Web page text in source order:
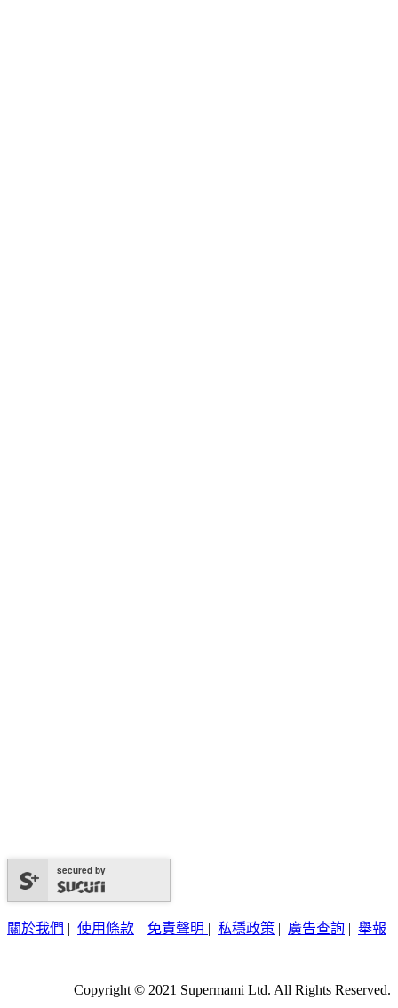
secured by
關於我們 | 使用條款 | 免責聲明 | 私穩政策 | 廣告查詢 | 舉報
Copyright © 2021 Supermami Ltd. All Rights Reserved.